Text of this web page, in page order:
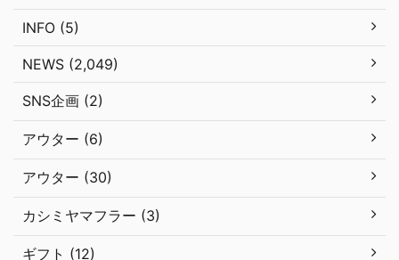
INFO (5)
NEWS (2,049)
SNS企画 (2)
アウター (6)
アウター (30)
カシミヤマフラー (3)
ギフト (12)